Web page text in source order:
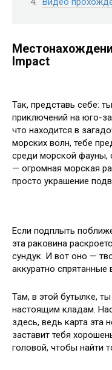
Impact
Так, представь себе:
приключений на юго-
что находится в
морских волн, тебе
среди морской фауны,
— огромная морская
просто украшение
Если подплыть
эта раковина
сундук. И вот оно —
аккуратно спрятанные
Там, в этой бутылке,
настоящим кладам.
здесь, ведь карта эта
заставит тебя
головой, чтобы найти